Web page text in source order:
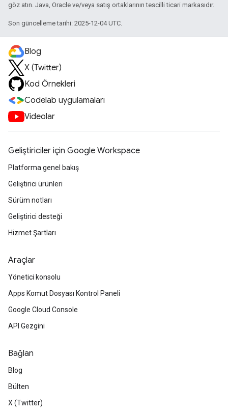
göz atın. Java, Oracle ve/veya satış ortaklarının tescilli ticari markasıdır.
Son güncelleme tarihi: 2025-12-04 UTC.
Blog
X (Twitter)
Kod Örnekleri
Codelab uygulamaları
Videolar
Geliştiriciler için Google Workspace
Platforma genel bakış
Geliştirici ürünleri
Sürüm notları
Geliştirici desteği
Hizmet Şartları
Araçlar
Yönetici konsolu
Apps Komut Dosyası Kontrol Paneli
Google Cloud Console
API Gezgini
Bağlan
Blog
Bülten
X (Twitter)